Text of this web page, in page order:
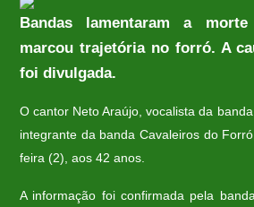
Bandas lamentaram a
marcou trajetória no forró. A
foi divulgada.
O cantor Neto Araújo, vocalista da
integrante da banda Cavaleiros do
feira (2), aos 42 anos.
A informação foi confirmada pela